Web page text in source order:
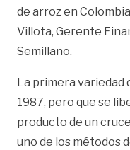
de arroz en
Villota, Gerente
Semillano.
La primera variedad
1987, pero que se
producto de un
uno de los métodos